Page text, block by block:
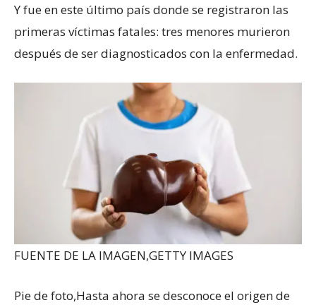
Y fue en este último país donde se registraron las
primeras víctimas fatales: tres menores murieron
después de ser diagnosticados con la enfermedad.
FUENTE DE LA IMAGEN,GETTY IMAGES
Pie de foto,Hasta ahora se desconoce el origen de